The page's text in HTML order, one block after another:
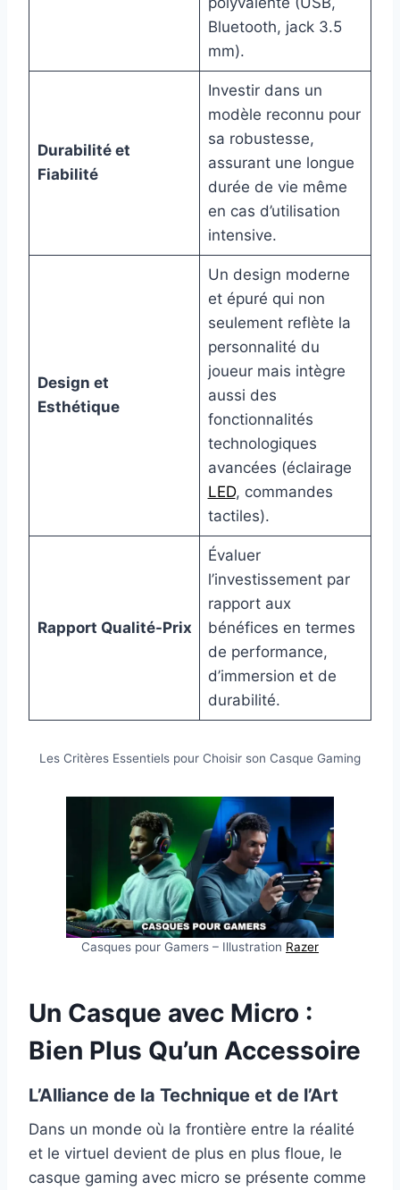
Bluetooth, jack 3.5
mm).
Durabilité et
Fiabilité
Investir dans un
modèle reconnu pour
sa robustesse,
assurant une longue
durée de vie même
en cas d’utilisation
intensive.
Design et
Esthétique
Un design moderne
et épuré qui non
seulement reflète la
personnalité du
joueur mais intègre
aussi des
fonctionnalités
technologiques
avancées (éclairage
LED, commandes
tactiles).
Rapport Qualité-Prix
Évaluer
l’investissement par
rapport aux
bénéfices en termes
de performance,
d’immersion et de
durabilité.
Les Critères Essentiels pour Choisir son Casque Gaming
Casques pour Gamers – Illustration Razer
Un Casque avec Micro :
Bien Plus Qu’un Accessoire
L’Alliance de la Technique et de l’Art
Dans un monde où la frontière entre la réalité
et le virtuel devient de plus en plus floue, le
casque gaming avec micro se présente comme